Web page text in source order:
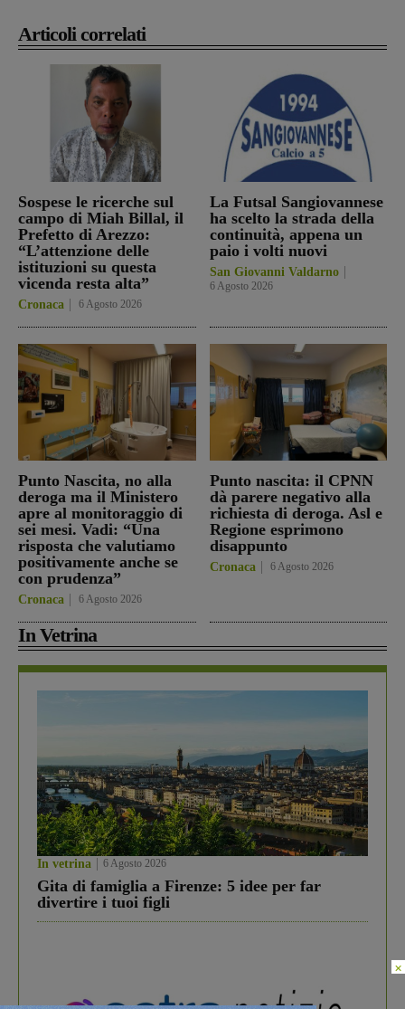
Articoli correlati
Sospese le ricerche sul
campo di Miah Billal, il
Prefetto di Arezzo:
“L’attenzione delle
istituzioni su questa
vicenda resta alta”
Cronaca 6 Agosto 2026
La Futsal Sangiovannese
ha scelto la strada della
continuità, appena un
paio i volti nuovi
San Giovanni Valdarno
6 Agosto 2026
Punto Nascita, no alla
deroga ma il Ministero
apre al monitoraggio di
sei mesi. Vadi: “Una
risposta che valutiamo
positivamente anche se
con prudenza”
Cronaca 6 Agosto 2026
Punto nascita: il CPNN
dà parere negativo alla
richiesta di deroga. Asl e
Regione esprimono
disappunto
Cronaca 6 Agosto 2026
In Vetrina
In vetrina 6 Agosto 2026
Gita di famiglia a Firenze: 5 idee per far
divertire i tuoi figli
×